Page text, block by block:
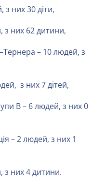
з них 30 діти,
з них 62 дитини,
– 10 людей, з
з них 7 дітей,
В – 6 людей, з них 0
– 2 людей, з них 1
з них 4 дитини.